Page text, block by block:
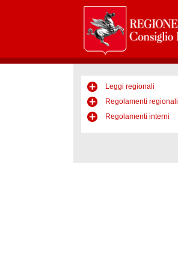
Leggi regionali
Regolamenti regionali
Regolamenti interni